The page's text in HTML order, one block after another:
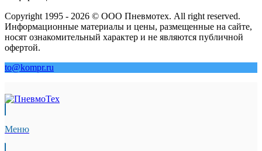
Copyright 1995 - 2026 © ООО Пневмотех. All right reserved.
Информационные материалы и цены, размещенные на сайте,
носят ознакомительный характер и не являются публичной
офертой.
to@kompr.ru
Меню